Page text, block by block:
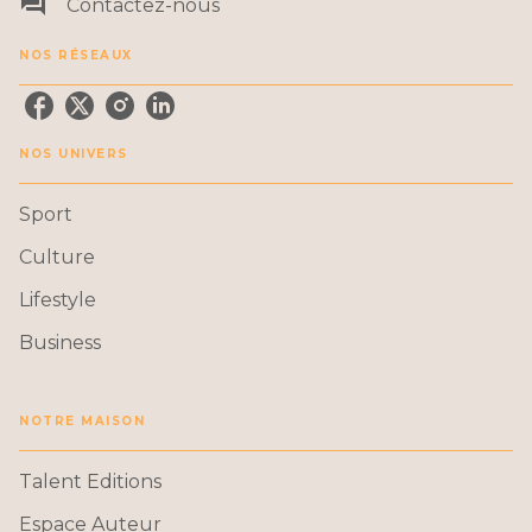
Contactez-nous
NOS RÉSEAUX
NOS UNIVERS
Sport
Culture
Lifestyle
Business
NOTRE MAISON
Talent Editions
Espace Auteur